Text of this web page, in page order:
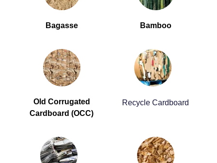
Bagasse Bamboo
Old Corrugated
Cardboard (OCC)
Recycle Cardboard